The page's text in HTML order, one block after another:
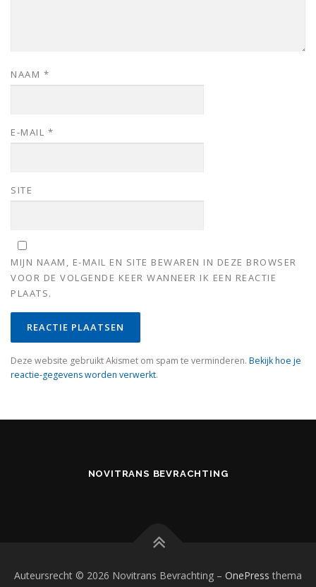
NAAM *
E-MAIL *
SITE
MIJN NAAM, E-MAIL EN SITE BEWAREN IN DEZE BROWSER
VOOR DE VOLGENDE KEER WANNEER IK EEN REACTIE
PLAATS.
Deze website gebruikt Akismet om spam te verminderen. Bekijk hoe je
reactie-gegevens worden verwerkt.
NOVITRANS BEVRACHTING
Auteursrecht © 2026 Novitrans Bevrachting – OnePress thema